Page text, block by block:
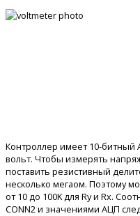
Контроллер имеет 10-
вольт. Чтобы измерять
поставить резистивный
несколько мегаом. Поэтому
от 10 до 100K для Ry и Rx.
CONN2 и значениями АЦП